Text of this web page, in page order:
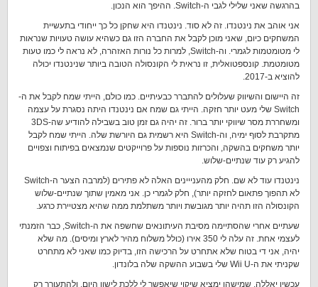
בהרגשה שאני שלילי לגבי ה-Switch. ההיפך הוא הנכון.
אני אוהב את נינטנדו. זה לא סוד. נינטנדו היא שחקן כל כך ייחודי בתעשיית
המשחקים כיום, שאני מוכן לקבל את החברה הזו גם כשהיא עושה טעויות שנראות
לי מטומטמות לגמרי. וה-Switch, למרות כל נורות האזהרה, לא נראה לי כמו טעות
מטומטמת. קונספטואלית, זו נראית לי הקונסולה הטובה ביותר שנינטנדו יכולה
להוציא ב-2017.
זה היישום והשיווק שעלולים להתברר כבעיתיים. כמו כולם, הייתי שמח לקבל את ה-
Switch שלי מעט יותר חזקה. הייתי גם שמח אם נינטנדו היתה נסגרת על עצמה
ומשחררת מסר שיווקי יותר ברור. זה יהיה גם זמן טוב בשבילה להודיע שה-3DS
מתקרבת לסוף ימיה, וה-Switch היא רשמית גם היורשת שלה. הייתי שמח לקבל
יותר משחקים בהשקה, והכרזות נוספות על פרוייקטים שנמצאים בפיתוח וצפויים
להגיע רק עוד שנתיים-שלוש.
נינטנדו עוד לא שם. חלק מהענייינים האלה לא פתירים (למרבה הצער ה-Switch
לא תהפוך פתאום לחזקה יותר), חלק לגמרי כן. אני מאמין שתוך שנתיים-שלוש
הקונסולה הזו תהיה יותר מגובשת ויותר משתלמת ממה שהיא מצטיירת כרגע.
שעתיים אחרי שהסתיימה מסיבת העיתונאים שחשפה את ה-Switch, כבר הזמנתי
לעצמי אחת. זה עלה לי 350 אירו (כולל משלוח מהיר לארץ ומיסים). מה שלא
יהיה, אני די בטוח שלא אתחרט על הרכישה הזו, בדיוק כמו שאני לא מתחרט
שקניתי את ה-Wii U שלי בשבוע ההשקה שלה בלונדון.
עכשיו יאללה, שמישהו ימציא שיקוי שיאפשר לי ללכת לישון היום, ולהתעורר רק